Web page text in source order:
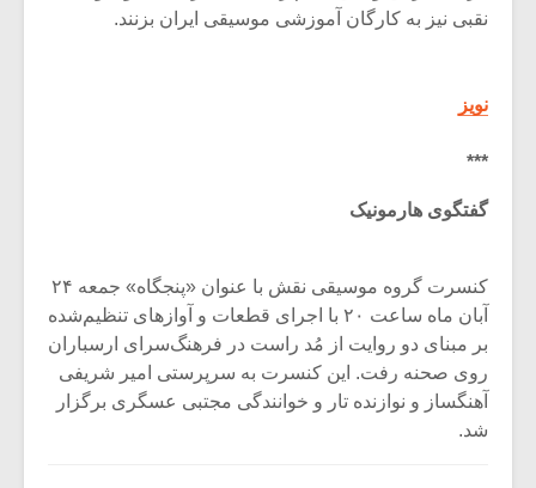
نقبی نیز به کارگان آموزشی موسیقی ایران بزنند.
نویز
***
گفتگوی هارمونیک
کنسرت گروه موسیقی نقش با عنوان «پنجگاه» جمعه ۲۴
آبان ماه ساعت ۲۰ با اجرای قطعات و آوازهای تنظیم‌شده
بر مبنای دو روایت از مُد راست در فرهنگ‌سرای ارسباران
روی صحنه رفت. این کنسرت به سرپرستی امیر شریفی
آهنگساز و نوازنده تار و خوانندگی مجتبی عسگری برگزار
شد.